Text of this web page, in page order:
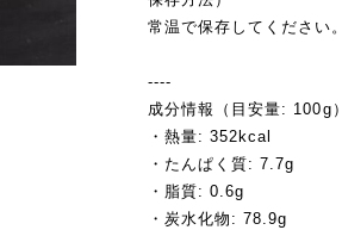
常温で保存してください。
----
成分情報（目安量: 100g）
・熱量: 352kcal
・たんぱく質: 7.7g
・脂質: 0.6g
・炭水化物: 78.9g